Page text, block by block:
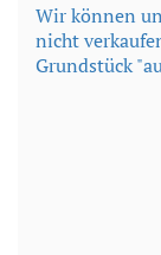
Wir können
nicht
Grundstück